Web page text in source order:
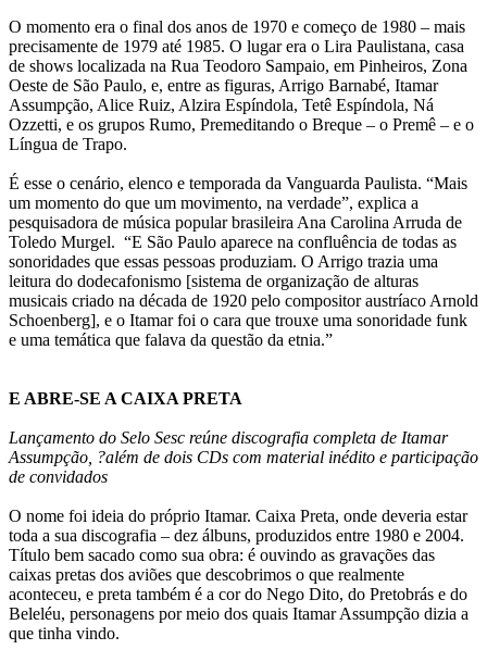
O momento era o final dos anos de 1970 e começo de 1980 – mais
precisamente de 1979 até 1985. O lugar era o Lira Paulistana, casa
de shows localizada na Rua Teodoro Sampaio, em Pinheiros, Zona
Oeste de São Paulo, e, entre as figuras, Arrigo Barnabé, Itamar
Assumpção, Alice Ruiz, Alzira Espíndola, Tetê Espíndola, Ná
Ozzetti, e os grupos Rumo, Premeditando o Breque – o Premê – e o
Língua de Trapo.
É esse o cenário, elenco e temporada da Vanguarda Paulista. “Mais
um momento do que um movimento, na verdade”, explica a
pesquisadora de música popular brasileira Ana Carolina Arruda de
Toledo Murgel. “E São Paulo aparece na confluência de todas as
sonoridades que essas pessoas produziam. O Arrigo trazia uma
leitura do dodecafonismo [sistema de organização de alturas
musicais criado na década de 1920 pelo compositor austríaco Arnold
Schoenberg], e o Itamar foi o cara que trouxe uma sonoridade funk
e uma temática que falava da questão da etnia.”
E ABRE-SE A CAIXA PRETA
Lançamento do Selo Sesc reúne discografia completa de Itamar
Assumpção, ?além de dois CDs com material inédito e participação
de convidados
O nome foi ideia do próprio Itamar. Caixa Preta, onde deveria estar
toda a sua discografia – dez álbuns, produzidos entre 1980 e 2004.
Título bem sacado como sua obra: é ouvindo as gravações das
caixas pretas dos aviões que descobrimos o que realmente
aconteceu, e preta também é a cor do Nego Dito, do Pretobrás e do
Beleléu, personagens por meio dos quais Itamar Assumpção dizia a
que tinha vindo.